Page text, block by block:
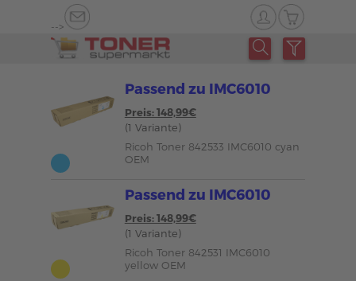
-->
Passend zu IMC6010
Preis: 148,99€
(1 Variante)
Ricoh Toner 842533 IMC6010 cyan
OEM
Passend zu IMC6010
Preis: 148,99€
(1 Variante)
Ricoh Toner 842531 IMC6010
yellow OEM